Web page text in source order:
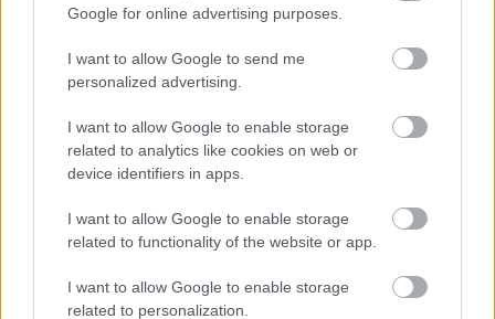
Google for online advertising purposes.
I want to allow Google to send me
personalized advertising.
I want to allow Google to enable storage
related to analytics like cookies on web or
device identifiers in apps.
I want to allow Google to enable storage
related to functionality of the website or app.
I want to allow Google to enable storage
related to personalization.
ΣΗΜΕΡΑ ΣΤΟ IATRONET.GR